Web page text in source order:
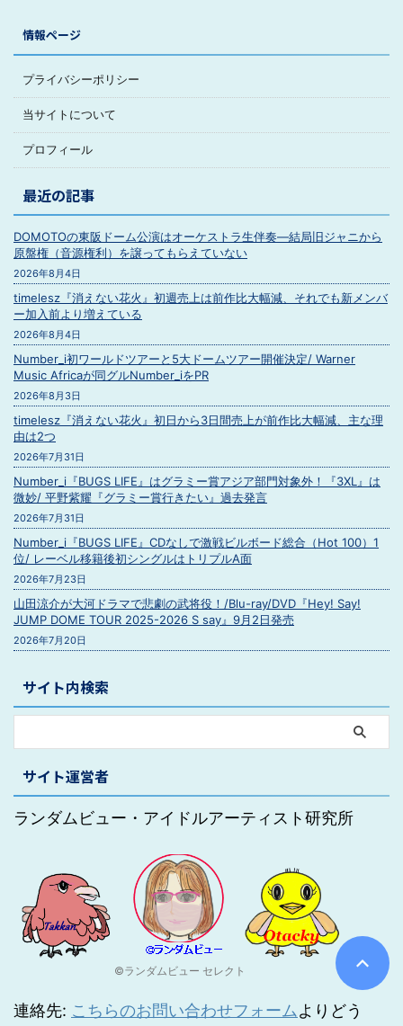
情報ページ
プライバシーポリシー
当サイトについて
プロフィール
最近の記事
DOMOTOの東阪ドーム公演はオーケストラ生伴奏―結局旧ジャニから
原盤権（音源権利）を譲ってもらえていない
2026年8月4日
timelesz『消えない花火』初週売上は前作比大幅減、それでも新メンバ
ー加入前より増えている
2026年8月4日
Number_i初ワールドツアーと5大ドームツアー開催決定/ Warner
Music Africaが同グルNumber_iをPR
2026年8月3日
timelesz『消えない花火』初日から3日間売上が前作比大幅減、主な理
由は2つ
2026年7月31日
Number_i『BUGS LIFE』はグラミー賞アジア部門対象外！『3XL』は
微妙/ 平野紫耀『グラミー賞行きたい』過去発言
2026年7月31日
Number_i『BUGS LIFE』CDなしで激戦ビルボード総合（Hot 100）1
位/ レーベル移籍後初シングルはトリプルA面
2026年7月23日
山田涼介が大河ドラマで悲劇の武将役！/Blu-ray/DVD『Hey! Say!
JUMP DOME TOUR 2025-2026 S say』9月2日発売
2026年7月20日
サイト内検索
サイト運営者
ランダムビュー・アイドルアーティスト研究所
©ランダムビュー セレクト
連絡先: こちらのお問い合わせフォームよりどう